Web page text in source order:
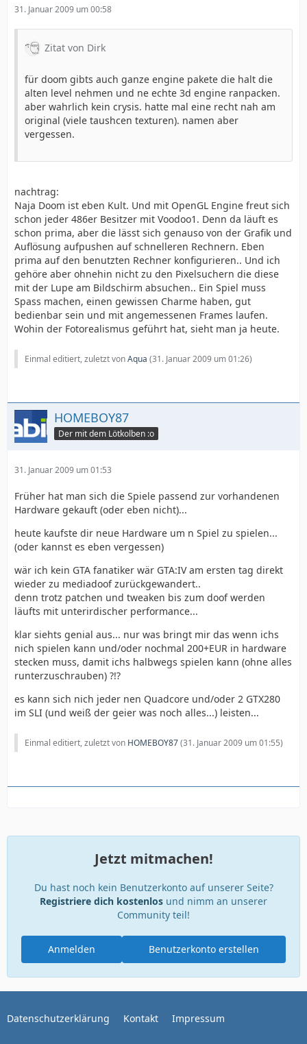
31. Januar 2009 um 00:58
Zitat von Dirk
für doom gibts auch ganze engine pakete die halt die
alten level nehmen und ne echte 3d engine ranpacken.
aber wahrlich kein crysis. hatte mal eine recht nah am
original (viele taushcen texturen). namen aber
vergessen.
nachtrag:
Naja Doom ist eben Kult. Und mit OpenGL Engine freut sich
schon jeder 486er Besitzer mit Voodoo1. Denn da läuft es
schon prima, aber die lässt sich genauso von der Grafik und
Auflösung aufpushen auf schnelleren Rechnern. Eben
prima auf den benutzten Rechner konfigurieren.. Und ich
gehöre aber ohnehin nicht zu den Pixelsuchern die diese
mit der Lupe am Bildschirm absuchen.. Ein Spiel muss
Spass machen, einen gewissen Charme haben, gut
bedienbar sein und mit angemessenen Frames laufen.
Wohin der Fotorealismus geführt hat, sieht man ja heute.
Einmal editiert, zuletzt vonAqua (31. Januar 2009 um 01:26)
HOMEBOY87
Der mit dem Lötkolben :o
31. Januar 2009 um 01:53
Früher hat man sich die Spiele passend zur vorhandenen
Hardware gekauft (oder eben nicht)...
heute kaufste dir neue Hardware um n Spiel zu spielen...
(oder kannst es eben vergessen)
wär ich kein GTA fanatiker wär GTA:IV am ersten tag direkt
wieder zu mediadoof zurückgewandert..
denn trotz patchen und tweaken bis zum doof werden
läufts mit unterirdischer performance...
klar siehts genial aus... nur was bringt mir das wenn ichs
nich spielen kann und/oder nochmal 200+EUR in hardware
stecken muss, damit ichs halbwegs spielen kann (ohne alles
runterzuschrauben) ?!?
es kann sich nich jeder nen Quadcore und/oder 2 GTX280
im SLI (und weiß der geier was noch alles...) leisten...
Einmal editiert, zuletzt von HOMEBOY87(31. Januar 2009 um 01:55)
Jetzt mitmachen!
Du hast noch kein Benutzerkonto auf unserer Seite?
Registriere dich kostenlos und nimm an unserer
Community teil!
Benutzerkonto erstellen
Anmelden
Datenschutzerklärung Kontakt Impressum